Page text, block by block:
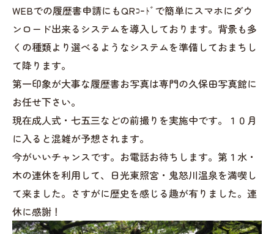
WEBでの履歴書申請にもQRｺｰﾄﾞで簡単にスマホにダウ
ンロード出来るシステムを導入しております。背景も多
くの種類より選べるようなシステムを準備しておまちし
て降ります。
第一印象が大事な履歴書お写真は専門の久保田写真館に
お任せ下さい。
現在成人式・七五三などの前撮りを実施中です。１０月
に入ると混雑が予想されます。
今がいいチャンスです。お電話お待ちします。第１水・
木の連休を利用して、日光東照宮・鬼怒川温泉を満喫し
て来ました。さすがに歴史を感じる趣が有りました。連
休に感謝！